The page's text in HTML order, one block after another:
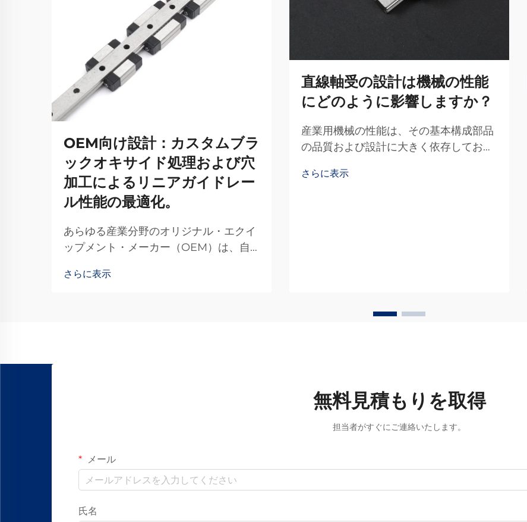
OEM向け設計：カスタムブラ
ックオキサイド処理および穴
加工によるリニアガイドレー
ル性能の最適化。
あらゆる産業分野のオリジナル・エクイ
ップメント・メーカー（OEM）は、自
性能を実現するために、高精度モーショ
さらに表示
直線軸受の設計は機械の性能
にどのように影響しますか？
産業用機械の性能は、その基本構成部品
の品質および設計に大きく依存してお
率を決定する上で極めて重要な役割を果
さらに表示
無料見積もりを取得
担当者がすぐにご連絡いたします。
メール
氏名